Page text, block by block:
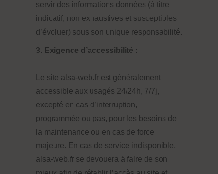
servir des informations données (à titre
indicatif, non exhaustives et susceptibles
d’évoluer) sous son unique responsabilité.
3. Exigence d’accessibilité :
Le site alsa-web.fr est généralement
accessible aux usagés 24/24h, 7/7j,
excepté en cas d’interruption,
programmée ou pas, pour les besoins de
la maintenance ou en cas de force
majeure. En cas de service indisponible,
alsa-web.fr se devouera à faire de son